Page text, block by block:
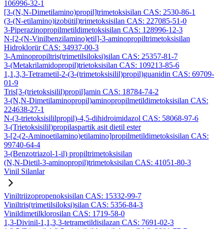
106996-32-1
[3-(N,N-Dimetilamino)propil]trimetoksisilan CAS: 2530-86-1
(3-(N-etilamino)izobütil)trimetoksisilan CAS: 227085-51-0
3-Piperazinopropilmetildimetoksisilan CAS: 128996-12-3
N-[2-(N-Vinilbenzilamino)etil]-3-aminopropiltrimetoksisilan
Hidroklorür CAS: 34937-00-3
3-Aminopropiltris(trimetilsiloksi)silan CAS: 25357-81-7
3-(Metakrilamidopropil)trietoksisilan CAS: 109213-85-6
1,1,3,3-Tetrametil-2-(3-(trimetoksisilil)propil)guanidin CAS: 69709-
01-9
Tris[3-(trietoksisilil)propil]amin CAS: 18784-74-2
3-(N,N-Dimetilaminopropil)aminopropilmetildimetoksisilan CAS:
224638-27-1
N-(3-trietoksisililpropil)-4,5-dihidroimidazol CAS: 58068-97-6
3-(Trietoksisilil)propilaspartik asit dietil ester
3-[2-(2-Aminoetilamino)etilamino]propilmetildimetoksisilan CAS:
99740-64-4
3-(Benzotriazol-1-il) propiltrimetoksisilan
(N,N-Dietil-3-aminopropil)trimetoksisilan CAS: 41051-80-3
Vinil Silanlar
Viniltriizopropenoksisilan CAS: 15332-99-7
Viniltris(trimetilsiloksi)silan CAS: 5356-84-3
Vinildimetilklorosilan CAS: 1719-58-0
1,3-Divinil-1,1,3,3-tetrametildisilazan CAS: 7691-02-3